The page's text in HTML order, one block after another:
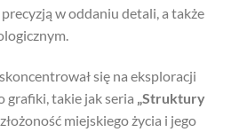
w oddaniu detali, a także
się na eksploracji
grafiki, takie jak seria „Struktury
miejskiego życia i jego